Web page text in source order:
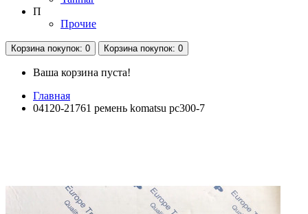
П
Прочие
Корзинапокупок: 0 Корзинапокупок: 0
Ваша корзина пуста!
Главная
04120-21761 ремень komatsu pc300-7